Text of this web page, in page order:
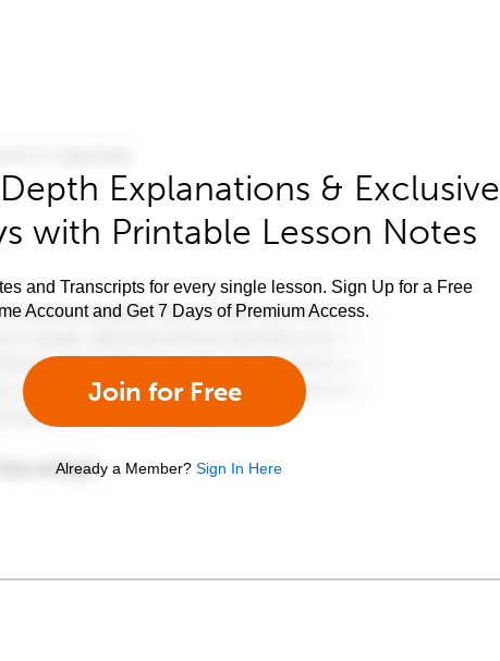
Explanations & Exclusive
with Printable Lesson Notes
and Transcripts for every single lesson. Sign Up for a Free
Account and Get 7 Days of Premium Access.
Join for Free
Already a Member? Sign In Here